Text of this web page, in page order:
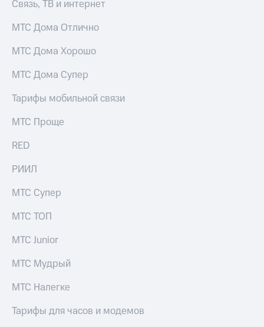
Мой
МТС
Все
приложения
Финансы
Инвестиции
доход
онлайн
на связь
С картой
Деньги
МТС
деньги
деньги
доход 15%
Условия
30%
и МТС Супер
при оплате
МТС Деньги
Обзоры
товаров
Скидки
до 40%
на смартфоны
Связь, ТВ и интернет
МТС Дома Отлично
МТС Дома Хорошо
МТС Дома Супер
Тарифы мобильной связи
МТС Проще
RED
РИИЛ
МТС Супер
МТС ТОП
МТС Junior
МТС Мудрый
МТС Налегке
Тарифы для часов и модемов